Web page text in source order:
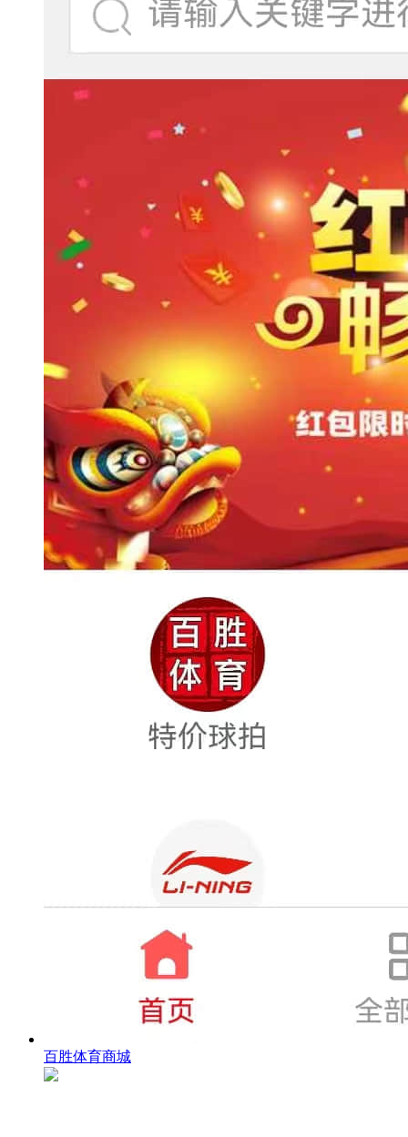
百胜体育商城